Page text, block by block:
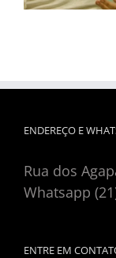
ENDEREÇO E
Rua dos
Whatsapp
ENTRE EM